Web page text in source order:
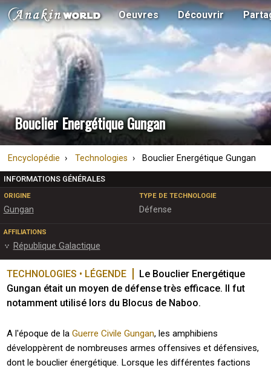
Oeuvres Découvrir
Bouclier Energétique Gungan
Encyclopédie Technologies Bouclier Energétique Gungan
INFORMATIONS GÉNÉRALES
ORIGINE
Gungan
TYPE DE TECHNOLOGIE
Défense
AFFILIATIONS
République Galactique
TECHNOLOGIES • LÉGENDE
Le Bouclier Energétique
Gungan était un moyen de défense très efficace. Il fut
notamment utilisé lors du Blocus de Naboo.
A l'époque de laGuerre Civile Gungan, les amphibiens
développèrent de nombreuses armes offensives et défensives,
dont le bouclier énergétique. Lorsque les différentes factions